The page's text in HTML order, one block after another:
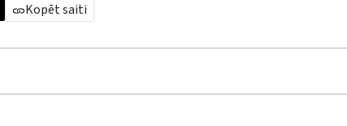
Kopēt saiti